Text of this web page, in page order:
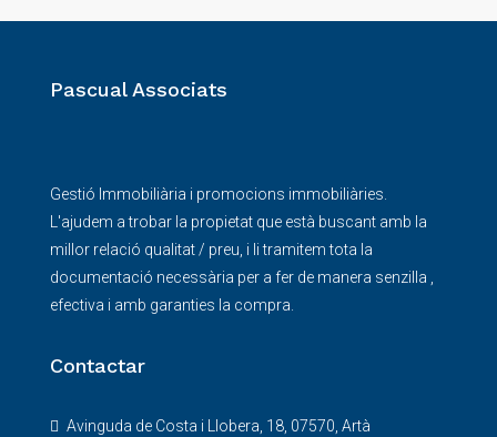
Pascual Associats
Gestió Immobiliària i promocions immobiliàries.
L'ajudem a trobar la propietat que està buscant amb la
millor relació qualitat / preu, i li tramitem tota la
documentació necessària per a fer de manera senzilla ,
efectiva i amb garanties la compra.
Contactar
Avinguda de Costa i Llobera, 18, 07570, Artà